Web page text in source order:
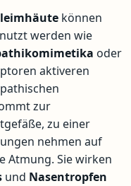
können
werden wie
oder
aktiveren
zur
zu einer
nehmen auf
Atmung. Sie wirken
und Nasentropfen